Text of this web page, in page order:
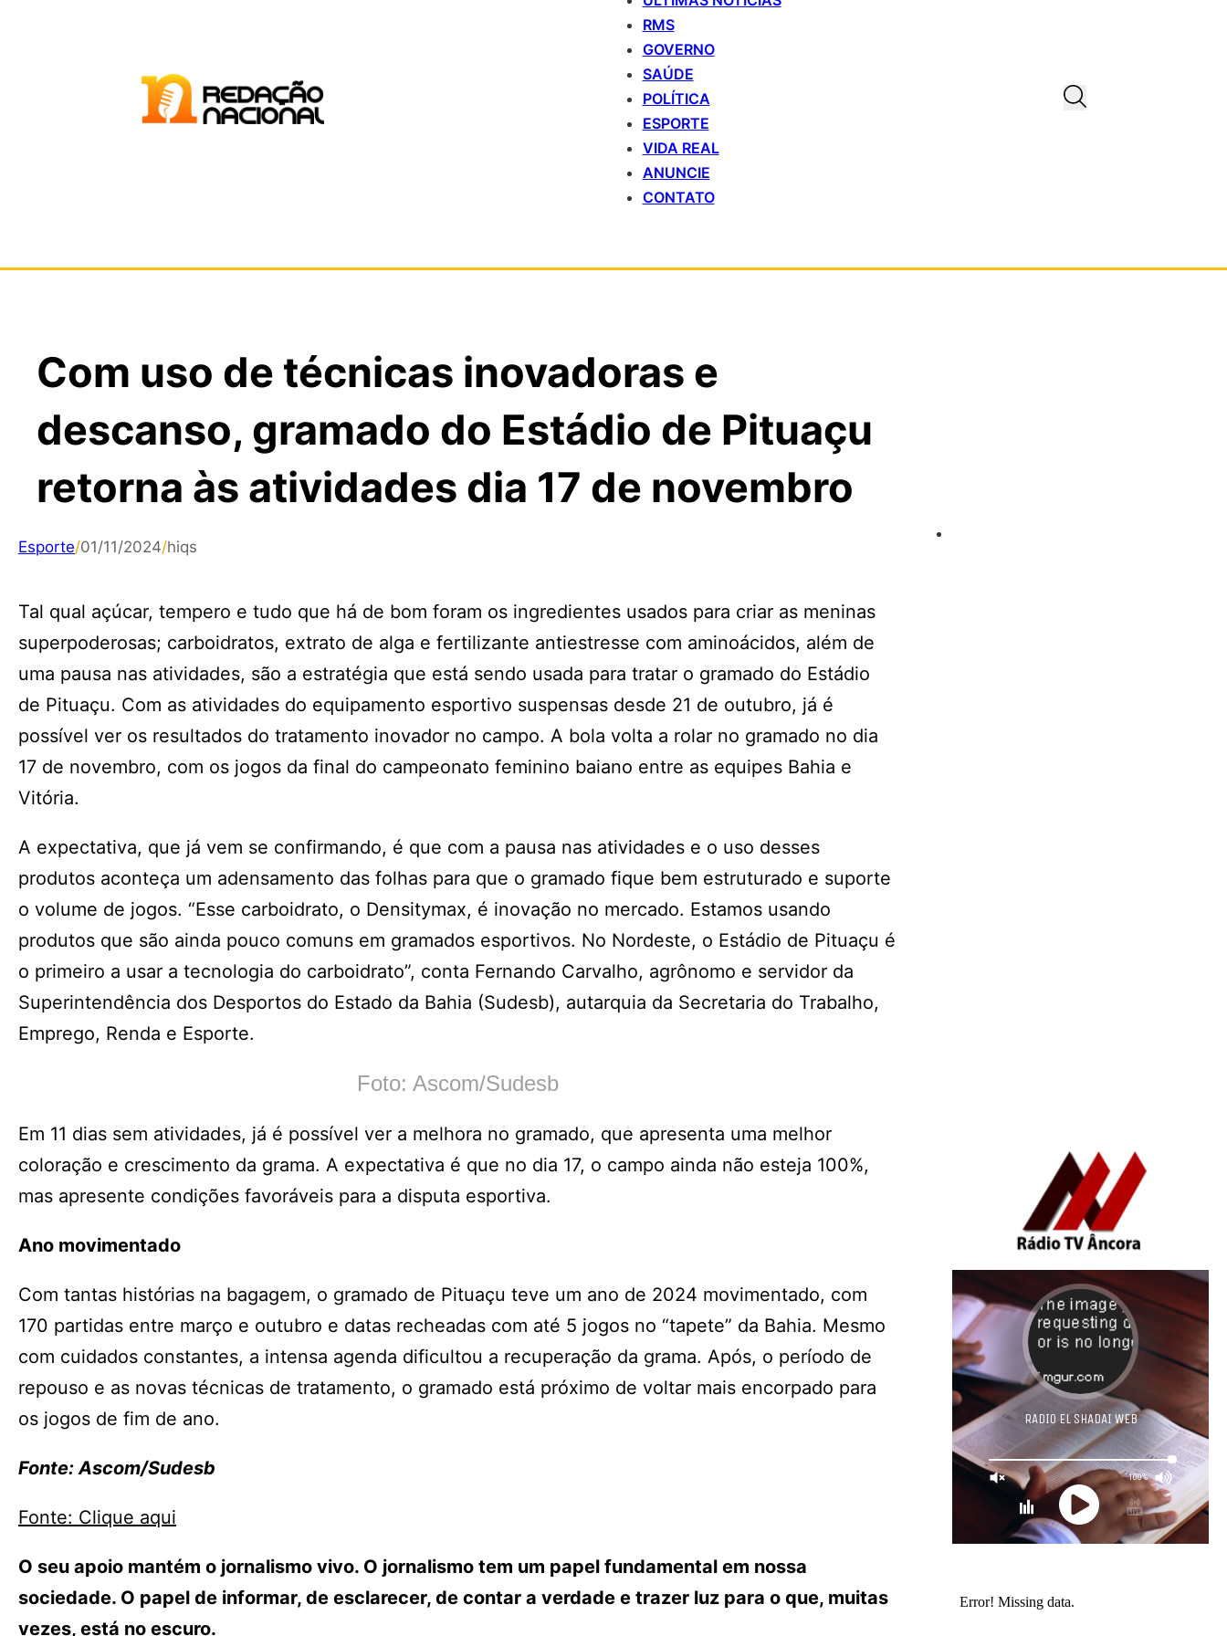
RMS
GOVERNO
SAÚDE
POLÍTICA
ESPORTE
VIDA REAL
ANUNCIE
CONTATO
Com uso de técnicas inovadoras e
descanso, gramado do Estádio de Pituaçu
retorna às atividades dia 17 de novembro
Esporte/01/11/2024/hiqs
Tal qual açúcar, tempero e tudo que há de bom foram os ingredientes usados para criar as meninas
superpoderosas; carboidratos, extrato de alga e fertilizante antiestresse com aminoácidos, além de
uma pausa nas atividades, são a estratégia que está sendo usada para tratar o gramado do Estádio
de Pituaçu. Com as atividades do equipamento esportivo suspensas desde 21 de outubro, já é
possível ver os resultados do tratamento inovador no campo. A bola volta a rolar no gramado no dia
17 de novembro, com os jogos da final do campeonato feminino baiano entre as equipes Bahia e
Vitória.
A expectativa, que já vem se confirmando, é que com a pausa nas atividades e o uso desses
produtos aconteça um adensamento das folhas para que o gramado fique bem estruturado e suporte
o volume de jogos. “Esse carboidrato, o Densitymax, é inovação no mercado. Estamos usando
produtos que são ainda pouco comuns em gramados esportivos. No Nordeste, o Estádio de Pituaçu é
o primeiro a usar a tecnologia do carboidrato”, conta Fernando Carvalho, agrônomo e servidor da
Superintendência dos Desportos do Estado da Bahia (Sudesb), autarquia da Secretaria do Trabalho,
Emprego, Renda e Esporte.
Foto: Ascom/Sudesb
Em 11 dias sem atividades, já é possível ver a melhora no gramado, que apresenta uma melhor
coloração e crescimento da grama. A expectativa é que no dia 17, o campo ainda não esteja 100%,
mas apresente condições favoráveis para a disputa esportiva.
Ano movimentado
Com tantas histórias na bagagem, o gramado de Pituaçu teve um ano de 2024 movimentado, com
170 partidas entre março e outubro e datas recheadas com até 5 jogos no “tapete” da Bahia. Mesmo
com cuidados constantes, a intensa agenda dificultou a recuperação da grama. Após, o período de
repouso e as novas técnicas de tratamento, o gramado está próximo de voltar mais encorpado para
os jogos de fim de ano.
Fonte: Ascom/Sudesb
Fonte: Clique aqui
O seu apoio mantém o jornalismo vivo. O jornalismo tem um papel fundamental em nossa
sociedade. O papel de informar, de esclarecer, de contar a verdade e trazer luz para o que, muitas
vezes, está no escuro.